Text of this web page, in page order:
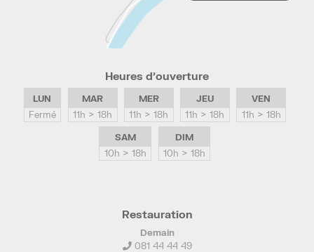
Heures d’ouverture
LUN
Fermé
MAR
11h > 18h
MER
11h > 18h
JEU
11h > 18h
VEN
11h > 18h
SAM
10h > 18h
DIM
10h > 18h
Restauration
Demain
081 44 44 49